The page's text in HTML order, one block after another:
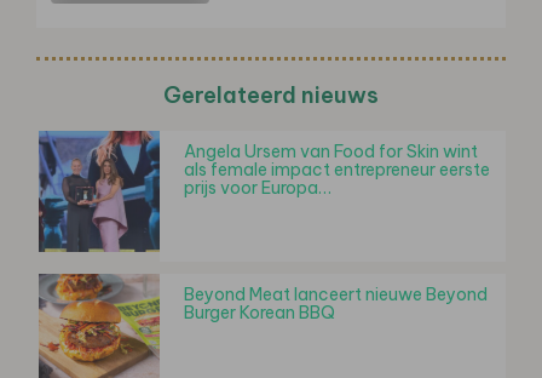
Gerelateerd nieuws
Angela Ursem van Food for Skin wint
als female impact entrepreneur eerste
prijs voor Europa…
Beyond Meat lanceert nieuwe Beyond
Burger Korean BBQ